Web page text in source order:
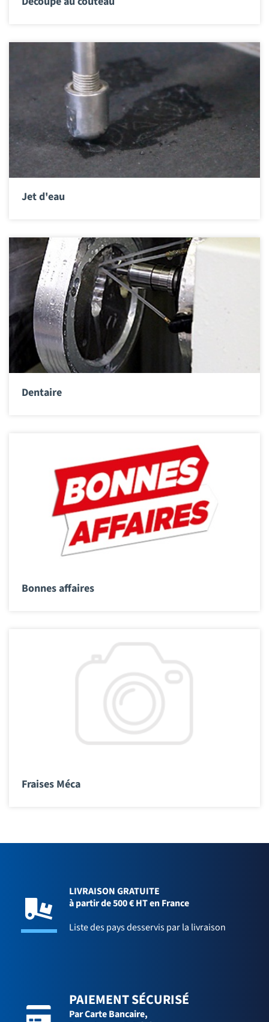
Jet d'eau
Dentaire
Bonnes affaires
Fraises Méca
LIVRAISON GRATUITE
à partir de 500 € HT en France
Liste des pays desservis par la livraison
PAIEMENT SÉCURISÉ
Par Carte Bancaire,